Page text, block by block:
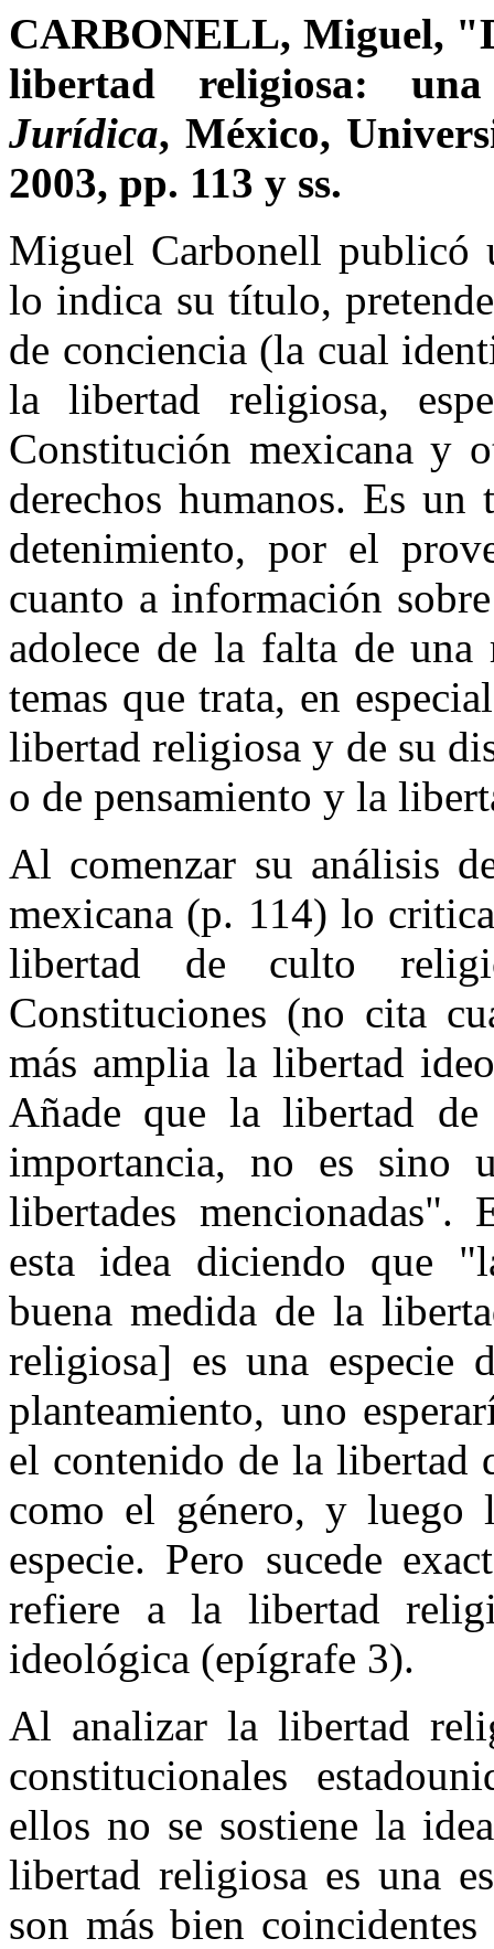
CARBONELL, Miguel,
libertad religiosa: una
Jurídica, México,
2003, pp. 113 y ss.
Miguel Carbonell publicó
lo indica su título,
de conciencia (la cual
la libertad religiosa,
Constitución mexicana y
derechos humanos. Es
detenimiento, por el
cuanto a información
adolece de la falta de
temas que trata, en
libertad religiosa y de su
o de pensamiento y la
Al comenzar su análisis
mexicana (p. 114) lo
libertad de culto
Constituciones (no cita
más amplia la libertad
Añade que la libertad
importancia, no es sino
libertades
esta idea diciendo que
buena medida de la
religiosa] es una especie
planteamiento, uno
el contenido de la libertad
como el género, y luego
especie. Pero sucede
refiere a la libertad
ideológica (epígrafe 3).
Al analizar la libertad
constitucionales
ellos no se sostiene la
libertad religiosa es una
son más bien